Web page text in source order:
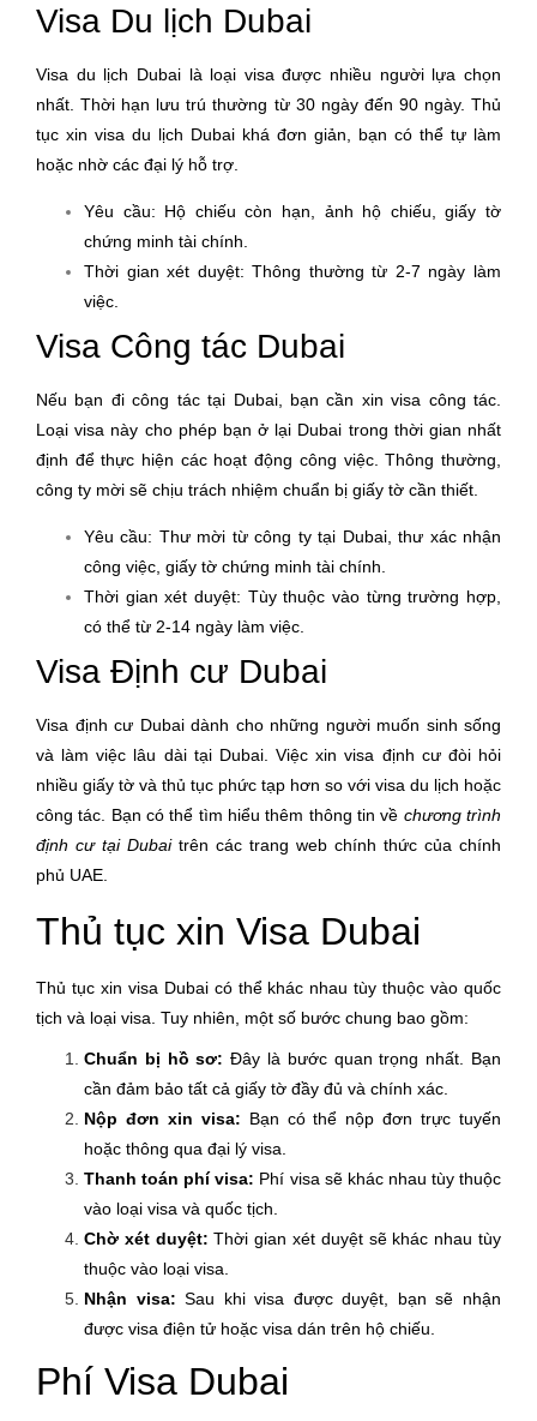
Visa Du lịch Dubai
Visa du lịch Dubai là loại visa được nhiều người lựa chọn
nhất. Thời hạn lưu trú thường từ 30 ngày đến 90 ngày. Thủ
tục xin visa du lịch Dubai khá đơn giản, bạn có thể tự làm
hoặc nhờ các đại lý hỗ trợ.
Yêu cầu: Hộ chiếu còn hạn, ảnh hộ chiếu, giấy tờ
chứng minh tài chính.
Thời gian xét duyệt: Thông thường từ 2-7 ngày làm
việc.
Visa Công tác Dubai
Nếu bạn đi công tác tại Dubai, bạn cần xin visa công tác.
Loại visa này cho phép bạn ở lại Dubai trong thời gian nhất
định để thực hiện các hoạt động công việc. Thông thường,
công ty mời sẽ chịu trách nhiệm chuẩn bị giấy tờ cần thiết.
Yêu cầu: Thư mời từ công ty tại Dubai, thư xác nhận
công việc, giấy tờ chứng minh tài chính.
Thời gian xét duyệt: Tùy thuộc vào từng trường hợp,
có thể từ 2-14 ngày làm việc.
Visa Định cư Dubai
Visa định cư Dubai dành cho những người muốn sinh sống
và làm việc lâu dài tại Dubai. Việc xin visa định cư đòi hỏi
nhiều giấy tờ và thủ tục phức tạp hơn so với visa du lịch hoặc
công tác. Bạn có thể tìm hiểu thêm thông tin về chương trình
định cư tại Dubaitrên các trang web chính thức của chính
phủ UAE.
Thủ tục xin Visa Dubai
Thủ tục xin visa Dubai có thể khác nhau tùy thuộc vào quốc
tịch và loại visa. Tuy nhiên, một số bước chung bao gồm:
Chuẩn bị hồ sơ: Đây là bước quan trọng nhất. Bạn
cần đảm bảo tất cả giấy tờ đầy đủ và chính xác.
Nộp đơn xin visa: Bạn có thể nộp đơn trực tuyến
hoặc thông qua đại lý visa.
Thanh toán phí visa: Phí visa sẽ khác nhau tùy thuộc
vào loại visa và quốc tịch.
Chờ xét duyệt: Thời gian xét duyệt sẽ khác nhau tùy
thuộc vào loại visa.
Nhận visa: Sau khi visa được duyệt, bạn sẽ nhận
được visa điện tử hoặc visa dán trên hộ chiếu.
Phí Visa Dubai